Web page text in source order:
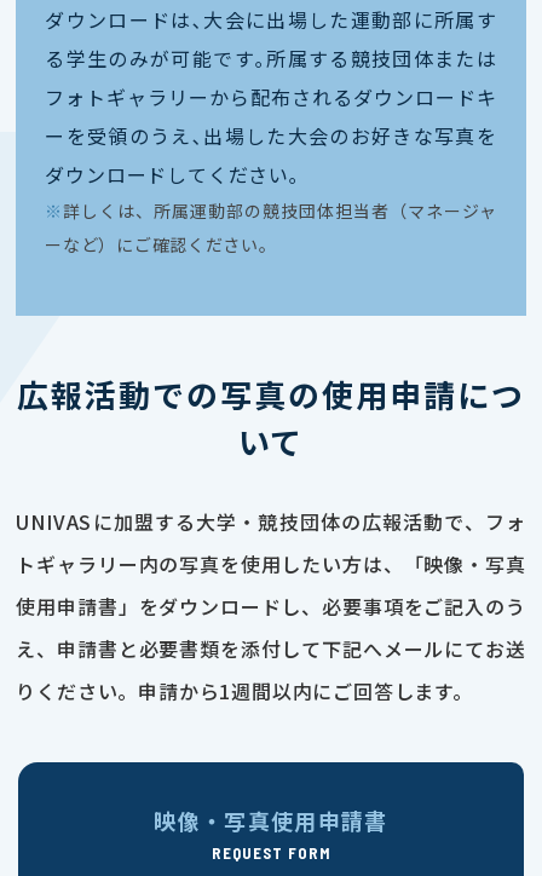
ダウンロードは､大会に出場した運動部に所属す
る学生のみが可能です｡所属する競技団体または
フォトギャラリーから配布されるダウンロードキ
ーを受領のうえ､出場した大会のお好きな写真を
ダウンロードしてください｡
※ 詳しくは、所属運動部の競技団体担当者（マネージャ
ーなど）にご確認ください。
広報活動での写真の使用申請につ
いて
UNIVASに加盟する大学・競技団体の広報活動で、フォ
トギャラリー内の写真を使用したい方は、「映像・写真
使用申請書」をダウンロードし、必要事項をご記入のう
え、申請書と必要書類を添付して下記へメールにてお送
りください。申請から1週間以内にご回答します。
映像・写真使用申請書
REQUEST FORM